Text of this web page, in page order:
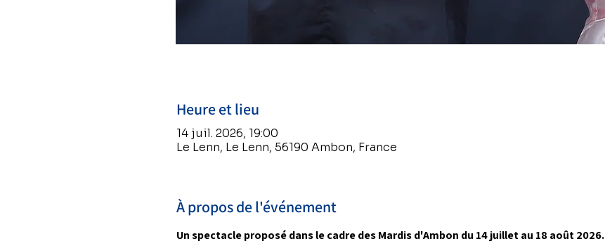
Heure et lieu
14 juil. 2026, 19:00
Le Lenn, Le Lenn, 56190 Ambon, France
À propos de l'événement
Un spectacle proposé dans le cadre des Mardis d'Ambon du 14 juillet au 18 août 2026.